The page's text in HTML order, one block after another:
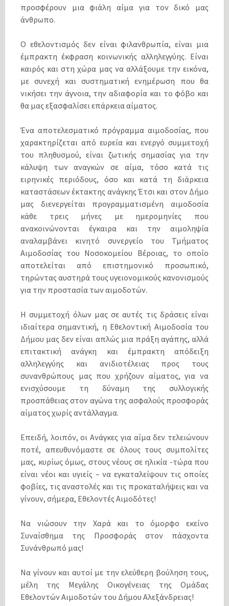
προσφέρουν μια φιάλη αίμα για τον δικό μας
άνθρωπο.
Ο εθελοντισμός δεν είναι φιλανθρωπία, είναι μια
έμπρακτη έκφραση κοινωνικής αλληλεγγύης. Είναι
καιρός και στη χώρα μας να αλλάξουμε την εικόνα,
με συνεχή και συστηματική ενημέρωση που θα
νικήσει την άγνοια, την αδιαφορία και το φόβο και
θα μας εξασφαλίσει επάρκεια αίματος.
Ένα αποτελεσματικό πρόγραμμα αιμοδοσίας, που
χαρακτηρίζεται από ευρεία και ενεργό συμμετοχή
του πληθυσμού, είναι ζωτικής σημασίας για την
κάλυψη των αναγκών σε αίμα, τόσο κατά τις
ειρηνικές περιόδους, όσο και κατά τη διάρκεια
καταστάσεων έκτακτης ανάγκης Έτσι και στον Δήμο
μας διενεργείται προγραμματισμένη αιμοδοσία
κάθε τρεις μήνες με ημερομηνίες που
ανακοινώνονται έγκαιρα και την αιμοληψία
αναλαμβάνει κινητό συνεργείο του Τμήματος
Αιμοδοσίας του Νοσοκομείου Βέροιας, το οποίο
αποτελείται από επιστημονικό προσωπικό,
τηρώντας αυστηρά τους υγειονομικούς κανονισμούς
για την προστασία των αιμοδοτών.
Η συμμετοχή όλων μας σε αυτές τις δράσεις είναι
ιδιαίτερα σημαντική, η Εθελοντική Αιμοδοσία του
Δήμου μας δεν είναι απλώς μια πράξη αγάπης, αλλά
επιτακτική ανάγκη και έμπρακτη απόδειξη
αλληλεγγύης και ανιδιοτέλειας προς τους
συνανθρώπους μας που χρήζουν αίματος, για να
ενισχύσουμε τη δύναμη της συλλογικής
προσπάθειας στον αγώνα της ασφαλούς προσφοράς
αίματος χωρίς αντάλλαγμα.
Επειδή, λοιπόν, οι Ανάγκες για αίμα δεν τελειώνουν
ποτέ, απευθυνόμαστε σε όλους τους συμπολίτες
μας, κυρίως όμως, στους νέους σε ηλικία -τώρα που
είναι νέοι και υγιείς – να εγκαταλείψουν τις οποίες
φοβίες, τις αναστολές και τις προκαταλήψεις και να
γίνουν, σήμερα, Εθελοντές Αιμοδότες!
Να νιώσουν την Χαρά και το όμορφο εκείνο
Συναίσθημα της Προσφοράς στον πάσχοντα
Συνάνθρωπό μας!
Να γίνουν και αυτοί με την ελεύθερη βούληση τους,
μέλη της Μεγάλης Οικογένειας της Ομάδας
Εθελοντών Αιμοδοτών του Δήμου Αλεξάνδρειας!